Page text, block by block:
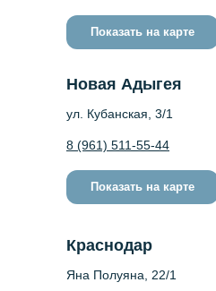
Показать на карте
Краснодар
Яна Полуяна, 22/1
Новая Адыгея
ул. Кубанская, 3/1
8 (961) 511-55-44
Показать на карте